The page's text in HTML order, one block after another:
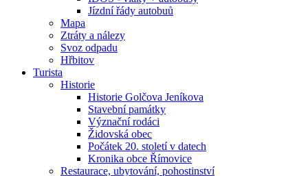
Jízdní řády autobuů
Mapa
Ztráty a nálezy
Svoz odpadu
Hřbitov
Turista
Historie
Historie Golčova Jeníkova
Stavební památky
Význační rodáci
Židovská obec
Počátek 20. století v datech
Kronika obce Římovice
Restaurace, ubytování, pohostinství